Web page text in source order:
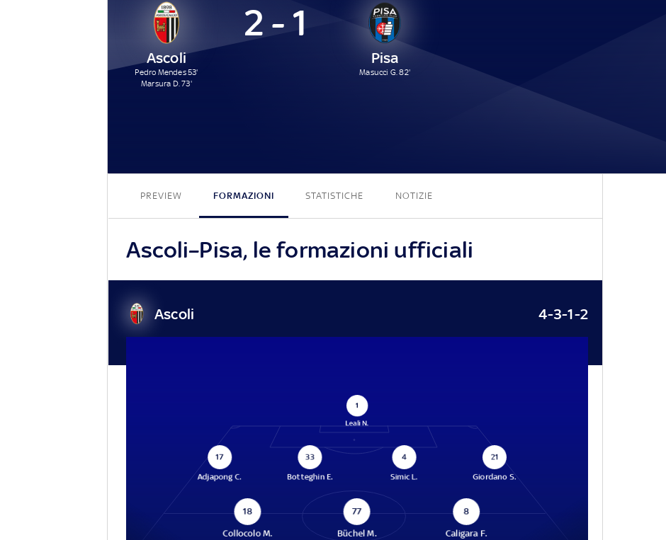
Ascoli
Pedro Mendes 53'
Marsura D. 73'
2 - 1
Pisa
Masucci G. 82'
PREVIEW FORMAZIONI STATISTICHE NOTIZIE
Ascoli–Pisa, le formazioni ufficiali
Ascoli 4-3-1-2
1
Leali N.
17
Adjapong C.
33
Botteghin E.
4
Simic L.
21
Giordano S.
18
Collocolo M.
77
Büchel M.
8
Caligara F.